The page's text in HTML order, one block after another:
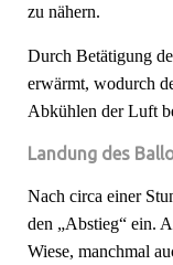
zu nähern.
Durch Betätigung
erwärmt, wodurch
Abkühlen der Luft
Landung des
Nach circa einer
den „Abstieg“ ein.
Wiese, manchmal